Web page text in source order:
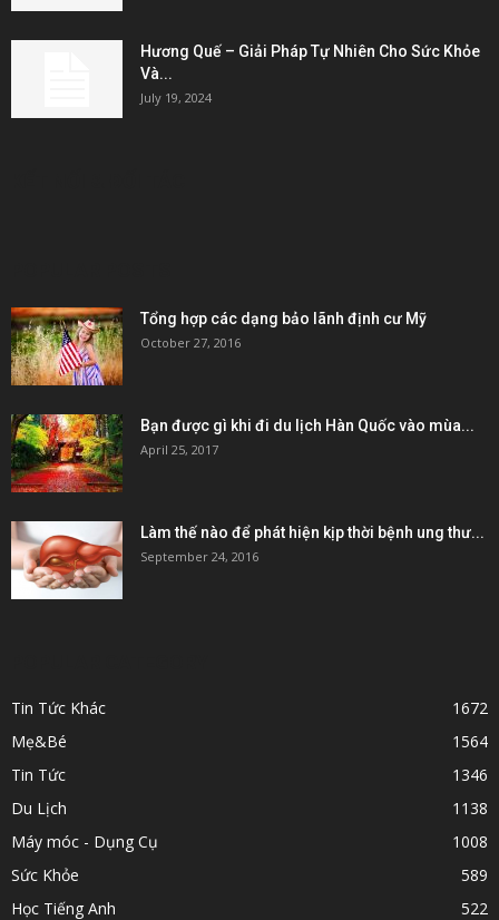
Hương Quế – Giải Pháp Tự Nhiên Cho Sức Khỏe
Và...
July 19, 2024
Tổng hợp các dạng bảo lãnh định cư Mỹ
October 27, 2016
Bạn được gì khi đi du lịch Hàn Quốc vào mùa...
April 25, 2017
Làm thế nào để phát hiện kịp thời bệnh ung thư...
September 24, 2016
Tin Tức Khác
1672
Mẹ&Bé
1564
Tin Tức
1346
Du Lịch
1138
Máy móc - Dụng Cụ
1008
Sức Khỏe
589
Học Tiếng Anh
522